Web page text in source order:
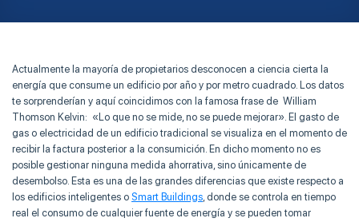
Actualmente la mayoría de propietarios desconocen a ciencia cierta la
energía que consume un edificio por año y por metro cuadrado. Los datos
te sorprenderían y aquí coincidimos con la famosa frase de William
Thomson Kelvin: «Lo que no se mide, no se puede mejorar». El gasto de
gas o electricidad de un edificio tradicional se visualiza en el momento de
recibir la factura posterior a la consumición. En dicho momento no es
posible gestionar ninguna medida ahorrativa, sino únicamente de
desembolso. Esta es una de las grandes diferencias que existe respecto a
los edificios inteligentes o Smart Buildings, donde se controla en tiempo
real el consumo de cualquier fuente de energía y se pueden tomar